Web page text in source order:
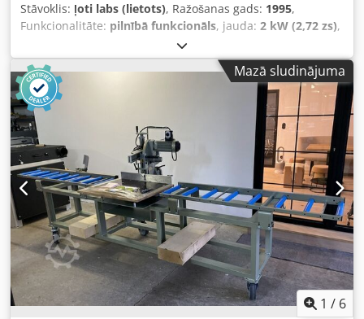
Stāvoklis: ļoti labs (lietots), Ražošanas gads: 1995,
Funkcionalitāte: pilnībā funkcionāls, jauda: 2 kW (2,72 zs),
350 mm
Graule gareniem griezumiem Šī iekārta var griezt tikai 90°
leņķī!!! Cedpfjy Dgdkjx Ab Rjrf Griešanas garums: 430 mm
Griešanas dziļums: 135 mm Zāģa diska diametrs: 350 mm
Aspirācijas sistēmas diametrs: 100 mm
Mazā sludinājuma
1 / 6